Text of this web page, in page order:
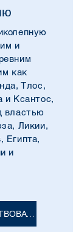
и
как
Тлос,
и Ксантос,
властью
Ликии,
Египта,
и
ДАВАЙТЕ ПУТЕШЕСТВОВАТЬ И ВИДЕТЬ